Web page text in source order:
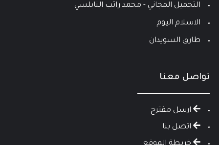
التحميل المجاني - محمد راتب النابلسي
الاسلام اليوم
طارق السويدان
تواصل معنا
ارسل مقترح
اتصل بنا